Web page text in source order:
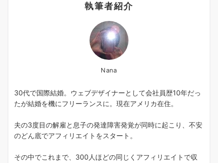
執筆者紹介
Nana
30代で国際結婚。ウェブデザイナーとして会社員歴10年だっ
たが結婚を機にフリーランスに。現在アメリカ在住。
夫の3度目の解雇と息子の発達障害発覚が同時に起こり、不安
のどん底でアフィリエイトをスタート。
その中でこれまで、300人ほどの同じくアフィリエイトで収